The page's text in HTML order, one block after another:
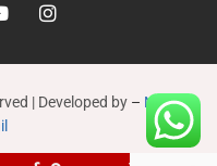
| Developed by – New